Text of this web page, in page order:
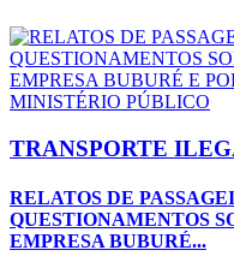
TRANSPORTE
RELATOS DE
QUESTIONAMENTOS
EMPRESA BUBURÉ...